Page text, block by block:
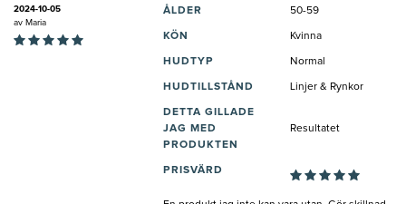
2024-10-05
av Maria
ÅLDER 50-59
KÖN Kvinna
HUDTYP Normal
HUDTILLSTÅND Linjer & Rynkor
DETTA GILLADE
JAG MED
PRODUKTEN
Resultatet
PRISVÄRD